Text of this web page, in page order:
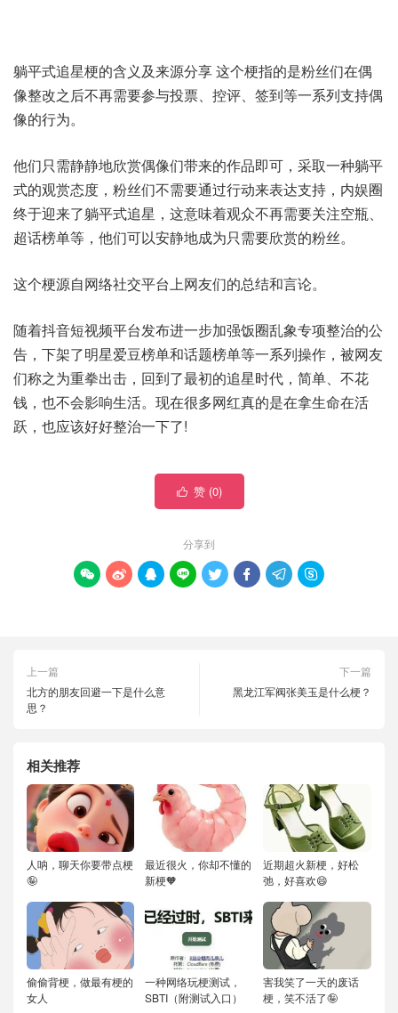
躺平式追星梗的含义及来源分享 这个梗指的是粉丝们在偶
像整改之后不再需要参与投票、控评、签到等一系列支持偶
像的行为。
他们只需静静地欣赏偶像们带来的作品即可，采取一种躺平
式的观赏态度，粉丝们不需要通过行动来表达支持，内娱圈
终于迎来了躺平式追星，这意味着观众不再需要关注空瓶、
超话榜单等，他们可以安静地成为只需要欣赏的粉丝。
这个梗源自网络社交平台上网友们的总结和言论。
随着抖音短视频平台发布进一步加强饭圈乱象专项整治的公
告，下架了明星爱豆榜单和话题榜单等一系列操作，被网友
们称之为重拳出击，回到了最初的追星时代，简单、不花
钱，也不会影响生活。现在很多网红真的是在拿生命在活
跃，也应该好好整治一下了!
 赞 (0)
分享到
       
上一篇
北方的朋友回避一下是什么意
思？
下一篇
黑龙江军阀张美玉是什么梗？
相关推荐
人呐，聊天你要带点梗
🤪
最近很火，你却不懂的
新梗🧡
近期超火新梗，好松
弛，好喜欢😄
偷偷背梗，做最有梗的
女人
一种网络玩梗测试，
SBTI（附测试入口）
害我笑了一天的废话
梗，笑不活了🤪